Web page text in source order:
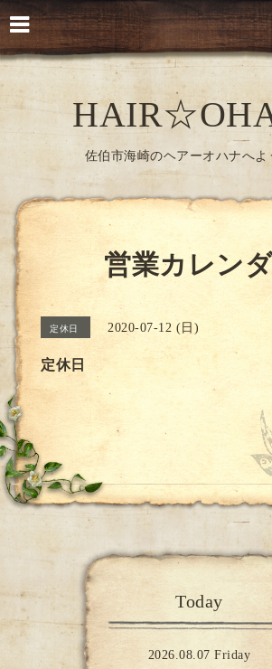
佐伯市海崎のヘアーオハナへよ
営業カレン
定休日 2020-07-12 (日)
定休日
Today
2026.08.07 Friday